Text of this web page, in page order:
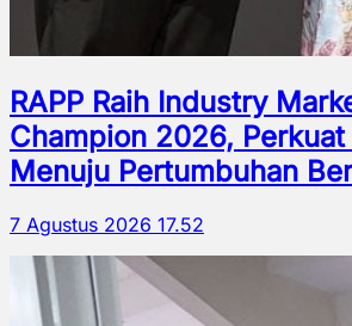
RAPP Raih Industry
Champion 2026,
Menuju Pertumbuhan
7 Agustus 2026 17.52